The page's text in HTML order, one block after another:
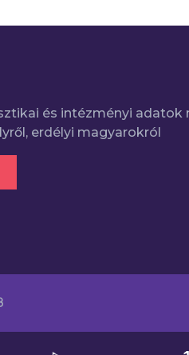
és intézményi adatok
erdélyi magyarokról